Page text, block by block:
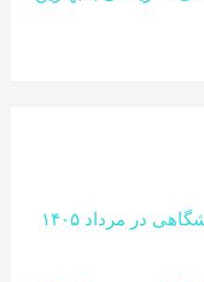
قیمت غرفه سازی نمایشگاهی در مرداد ۱۴۰۵